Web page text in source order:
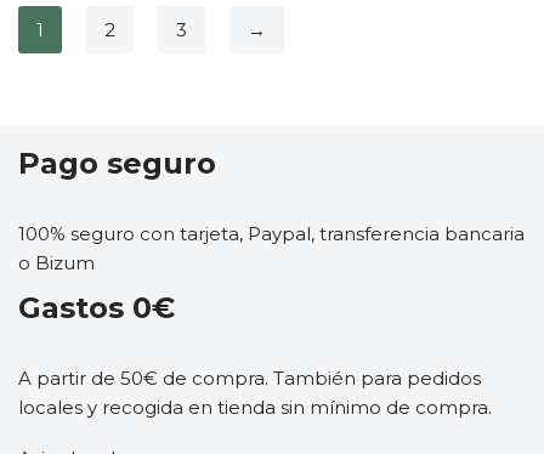
1 2 3 →
Pago seguro
100% seguro con tarjeta, Paypal, transferencia bancaria
o Bizum
Gastos 0€
A partir de 50€ de compra. También para pedidos
locales y recogida en tienda sin mínimo de compra.